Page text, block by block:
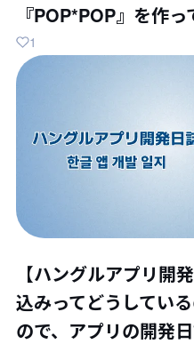
『POP*POP』を作っ
1
【ハングルアプリ開
込みってどうしてい
ので、アプリの開発